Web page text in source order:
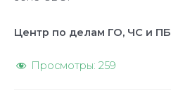
Центр по делам ГО, ЧС и ПБ
Просмотры: 259